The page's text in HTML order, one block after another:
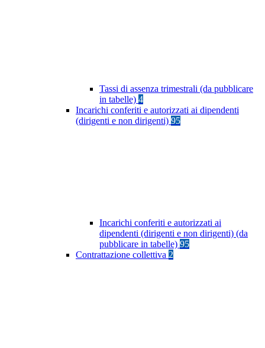
Tassi di assenza trimestrali (da pubblicare
in tabelle) 4
Incarichi conferiti e autorizzati ai dipendenti
(dirigenti e non dirigenti) 95
Incarichi conferiti e autorizzati ai
dipendenti (dirigenti e non dirigenti) (da
pubblicare in tabelle) 95
Contrattazione collettiva 2